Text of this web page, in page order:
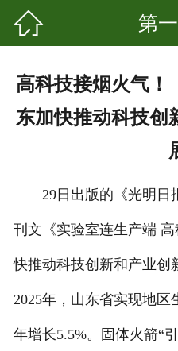
 第
高科技接烟火气！
东加快推动科技创
29日出版的《光明日报
刊文《实验室连生产端
快推动科技创新和产业创
2025年，山东省实现地区
年增长5.5%。固体火箭“